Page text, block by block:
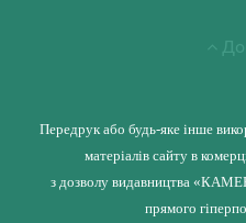
До
Передрук або будь-яке інше
матеріалів сайту в
з дозволу видавництва
прямого